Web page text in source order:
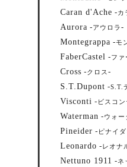
Caran d'Ache -カ
Aurora -アウロラ -
Montegrappa -モ
FaberCastel -ファ
Cross -クロス -
S.T.Dupont -S.T.
Visconti - ビスコ
Waterman -ウォー
Pineider - ピナイ
Leonardo -レオナ
Nettuno 1911 -ネ